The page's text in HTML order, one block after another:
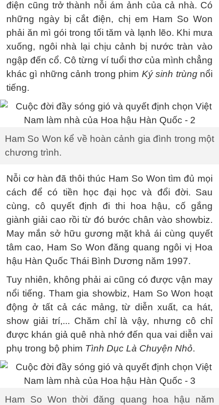
điện cũng trở thành nỗi ám ảnh của cả nhà. Có
những ngày bị cắt điện, chị em Ham So Won
phải ăn mì gói trong tối tăm và lạnh lẽo. Khi mưa
xuống, ngôi nhà lại chịu cảnh bị nước tràn vào
ngập đến cổ. Cô từng ví tuổi thơ của mình chẳng
khác gì những cảnh trong phim Ký sinh trùngnổi
tiếng.
Ham So Won kể về hoàn cảnh gia đình trong một
chương trình.
Nỗi cơ hàn đã thôi thúc Ham So Won tìm đủ mọi
cách để có tiền học đại học và đổi đời. Sau
cùng, cô quyết định đi thi hoa hậu, cố gắng
giành giải cao rồi từ đó bước chân vào showbiz.
May mắn sở hữu gương mặt khả ái cùng quyết
tâm cao, Ham So Won đăng quang ngôi vị Hoa
hậu Hàn Quốc Thái Bình Dương năm 1997.
Tuy nhiên, không phải ai cũng có được vận may
nổi tiếng. Tham gia showbiz, Ham So Won hoạt
động ở tất cả các mảng, từ diễn xuất, ca hát,
show giải trí,... Chăm chỉ là vậy, nhưng cô chỉ
được khán giả quê nhà nhớ đến qua vai diễn vai
phụ trong bộ phim Tình Dục Là Chuyện Nhỏ.
Ham So Won thời đăng quang hoa hậu năm